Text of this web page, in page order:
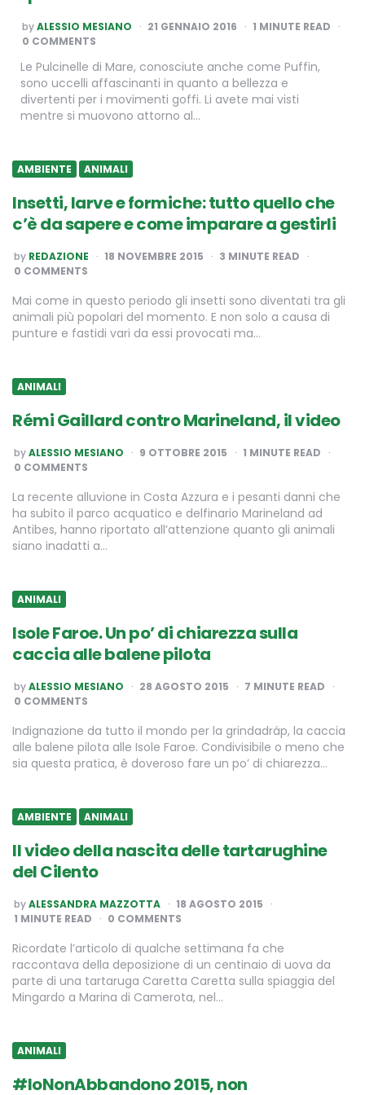
POSTED
BY
byALESSIO MESIANO 21 GENNAIO 2016 1 MINUTE READ
0 COMMENTS
Le Pulcinelle di Mare, conosciute anche come Puffin,
sono uccelli affascinanti in quanto a bellezza e
divertenti per i movimenti goffi. Li avete mai visti
mentre si muovono attorno al…
AMBIENTE ANIMALI
Insetti, larve e formiche: tutto quello che
c’è da sapere e come imparare a gestirli
POSTED
BY
by REDAZIONE 18 NOVEMBRE 2015 3 MINUTE READ
0 COMMENTS
Mai come in questo periodo gli insetti sono diventati tra gli
animali più popolari del momento. E non solo a causa di
punture e fastidi vari da essi provocati ma…
ANIMALI
Rémi Gaillard contro Marineland, il video
POSTED
BY
byALESSIO MESIANO 9 OTTOBRE 2015 1 MINUTE READ
0 COMMENTS
La recente alluvione in Costa Azzura e i pesanti danni che
ha subito il parco acquatico e delfinario Marineland ad
Antibes, hanno riportato all’attenzione quanto gli animali
siano inadatti a…
ANIMALI
Isole Faroe. Un po’ di chiarezza sulla
caccia alle balene pilota
POSTED
BY
byALESSIO MESIANO 28 AGOSTO 2015 7 MINUTE READ
0 COMMENTS
Indignazione da tutto il mondo per la grindadráp, la caccia
alle balene pilota alle Isole Faroe. Condivisibile o meno che
sia questa pratica, è doveroso fare un po’ di chiarezza…
AMBIENTE ANIMALI
Il video della nascita delle tartarughine
del Cilento
POSTED
BY
byALESSANDRA MAZZOTTA
18 AGOSTO 2015
1 MINUTE READ 0 COMMENTS
Ricordate l’articolo di qualche settimana fa che
raccontava della deposizione di un centinaio di uova da
parte di una tartaruga Caretta Caretta sulla spiaggia del
Mingardo a Marina di Camerota, nel…
ANIMALI
#IoNonAbbandono 2015, non